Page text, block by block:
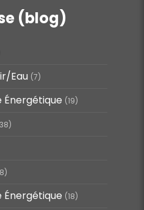
(blog)
Eau (7)
Énergétique (19)
Énergétique (18)